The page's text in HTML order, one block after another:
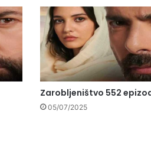
Zarobljeništvo 552
05/07/2025